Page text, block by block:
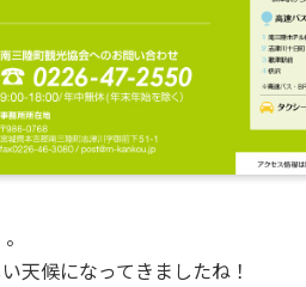
天候になってきましたね！